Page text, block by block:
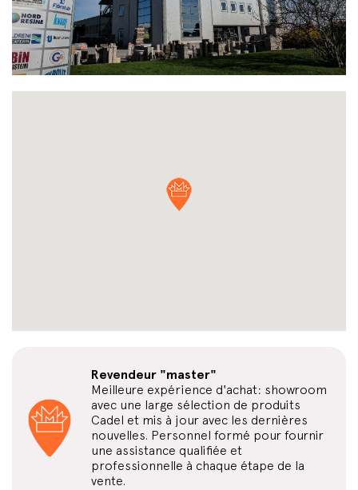
Revendeur "master"
Meilleure expérience d'achat: showroom
avec une large sélection de produits
Cadel et mis à jour avec les dernières
nouvelles. Personnel formé pour fournir
une assistance qualifiée et
professionnelle à chaque étape de la
vente.